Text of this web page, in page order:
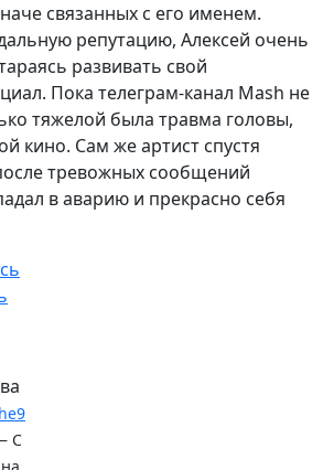
связанных с его именем.
репутацию, Алексей очень
развивать свой
Пока телеграм-канал Mash не
тяжелой была травма головы,
кино. Сам же артист спустя
тревожных сообщений
в аварию и прекрасно себя
С